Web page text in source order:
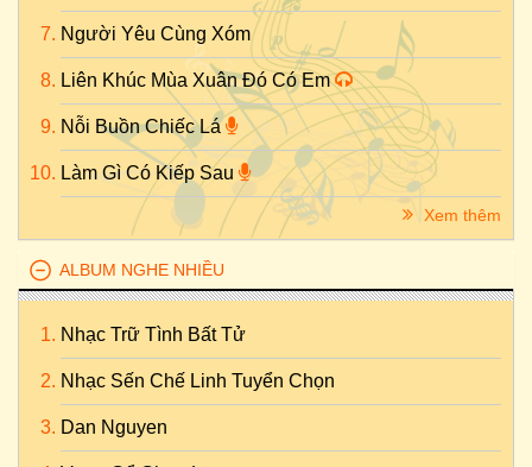
Người Yêu Cùng Xóm
Liên Khúc Mùa Xuân Đó Có Em
Nỗi Buồn Chiếc Lá
Làm Gì Có Kiếp Sau
Xem thêm
ALBUM NGHE NHIỀU
Nhạc Trữ Tình Bất Tử
Nhạc Sến Chế Linh Tuyển Chọn
Dan Nguyen